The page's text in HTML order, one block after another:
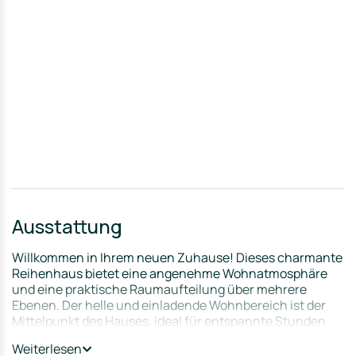
Ausstattung
Willkommen in Ihrem neuen Zuhause! Dieses charmante
Reihenhaus bietet eine angenehme Wohnatmosphäre
und eine praktische Raumaufteilung über mehrere
Ebenen. Der helle und einladende Wohnbereich ist der
Mittelpunkt des Hauses, ideal für entspannte Stunden
Weiterlesen